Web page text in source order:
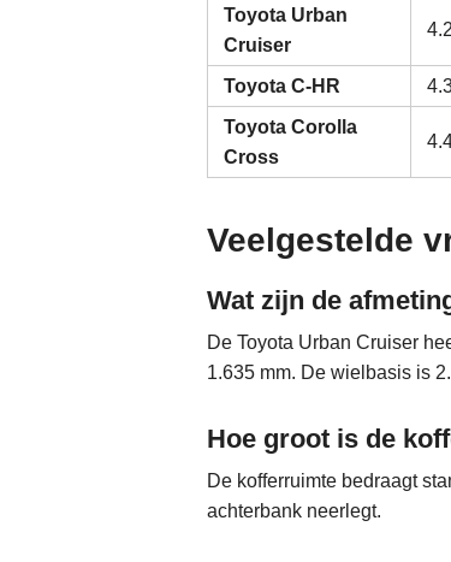
Toyota Urban
Cruiser
Toyota C-HR
Toyota Corolla
Cross
Veelgestelde
Wat zijn de
De Toyota Urban Cruiser
1.635 mm. De wielbasis is
Hoe groot is de
De kofferruimte bedraagt
achterbank neerlegt.